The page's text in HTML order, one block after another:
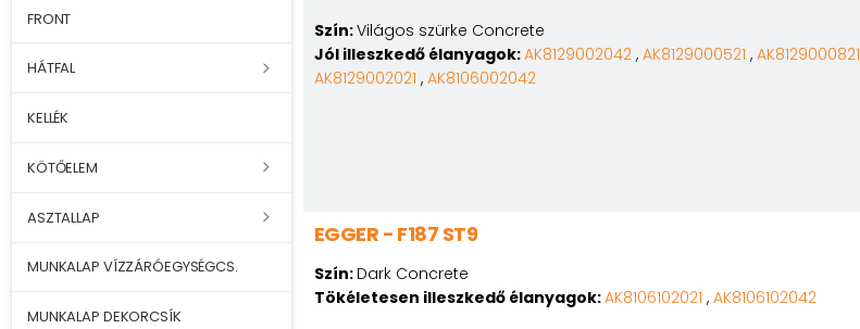
FRONT
HÁTFAL
KELLÉK
KÖTŐELEM
ASZTALLAP
MUNKALAP VÍZZÁRÓEGYSÉGCS.
MUNKALAP DEKORCSÍK
Szín:Világos szürke Concrete
Jól illeszkedő élanyagok:AK8129002042, AK8129000521 , AK8129000821
AK8129002021 , AK8106002042
EGGER - F187 ST9
Szín: Dark Concrete
Tökéletesen illeszkedő élanyagok:AK8106102021 , AK8106102042